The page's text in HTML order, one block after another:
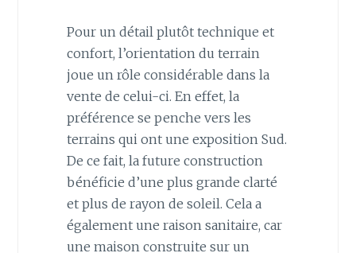
Pour un détail plutôt technique et
confort, l’orientation du terrain
joue un rôle considérable dans la
vente de celui-ci. En effet, la
préférence se penche vers les
terrains qui ont une exposition Sud.
De ce fait, la future construction
bénéficie d’une plus grande clarté
et plus de rayon de soleil. Cela a
également une raison sanitaire, car
une maison construite sur un